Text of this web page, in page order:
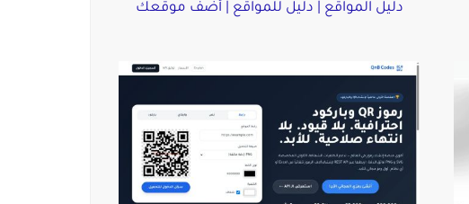
دليل المواقع | دليل للمواقع | أضف موقعك